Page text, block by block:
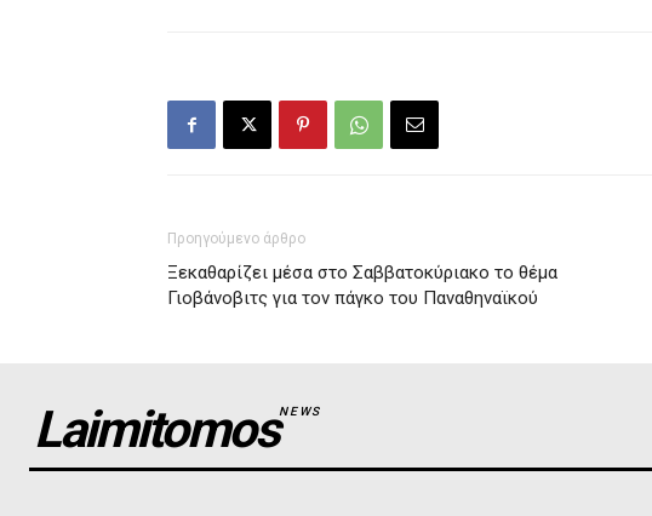
Προηγούμενο άρθρο
Ξεκαθαρίζει μέσα στο Σαββατοκύριακο το θέμα
Γιοβάνοβιτς για τον πάγκο του Παναθηναϊκού
LaimitomosNEWS